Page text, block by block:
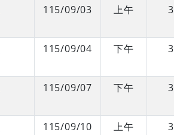
115/09/03 上午
115/09/04 下午
115/09/07 下午
115/09/10 上午